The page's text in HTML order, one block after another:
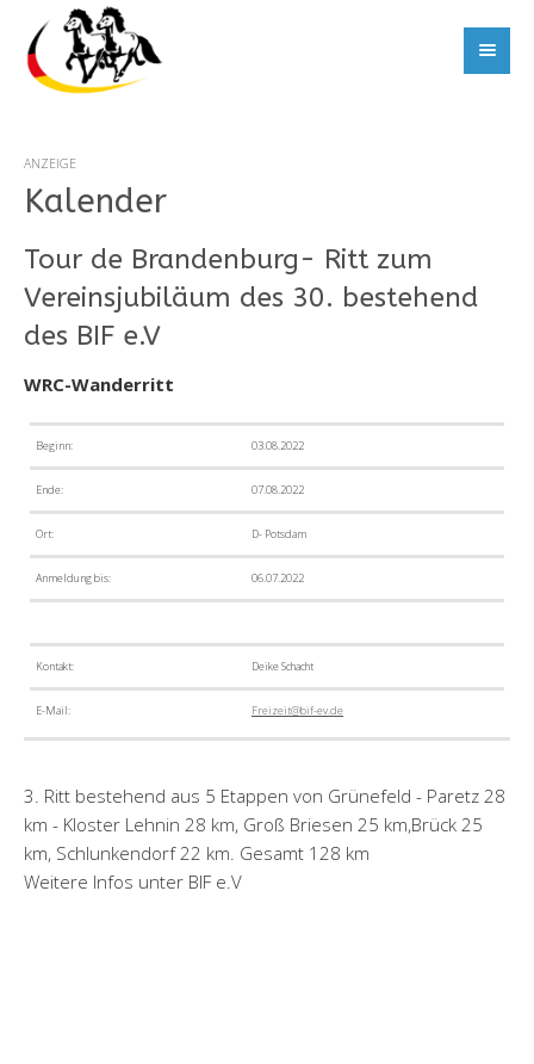
ANZEIGE
Kalender
Tour de Brandenburg- Ritt zum
Vereinsjubiläum des 30. bestehend
des BIF e.V
WRC-Wanderritt
Beginn: 03.08.2022
Ende: 07.08.2022
Ort: D- Potsdam
Anmeldung bis: 06.07.2022
Kontakt: Deike Schacht
E-Mail: Freizeit@bif-ev.de
3. Ritt bestehend aus 5 Etappen von Grünefeld - Paretz 28
km - Kloster Lehnin 28 km, Groß Briesen 25 km,Brück 25
km, Schlunkendorf 22 km. Gesamt 128 km
Weitere Infos unter BIF e.V